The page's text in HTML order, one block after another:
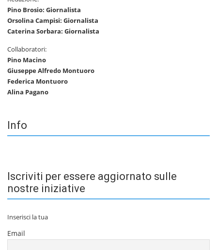
Pino Brosio: Giornalista
Orsolina Campisi: Giornalista
Caterina Sorbara: Giornalista
Collaboratori:
Pino Macino
Giuseppe Alfredo Montuoro
Federica Montuoro
Alina Pagano
Info
Iscriviti per essere aggiornato sulle
nostre iniziative
Inserisci la tua
Email